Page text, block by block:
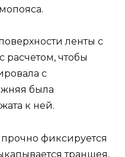
ленты с
расчетом, чтобы
с
была
к ней.
фиксируется
траншея,